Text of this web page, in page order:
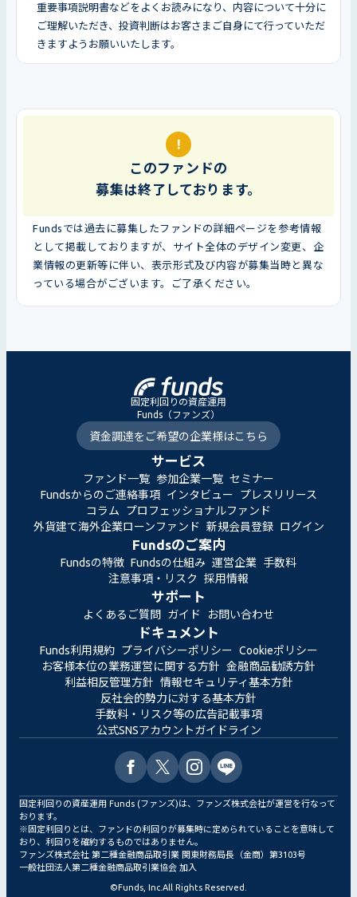
重要事項説明書などをよくお読みになり、内容について十分に
ご理解いただき、投資判断はお客さまご自身にて行っていただ
きますようお願いいたします。
!
このファンドの
募集は終了しております。
Fundsでは過去に募集したファンドの詳細ページを参考情報
として掲載しておりますが、サイト全体のデザイン変更、企
業情報の更新等に伴い、表示形式及び内容が募集当時と異な
っている場合がございます。ご了承ください。
固定利回りの資産運用
Funds（ファンズ）
資金調達をご希望の企業様はこちら
サービス
ファンド一覧 参加企業一覧 セミナー
Fundsからのご連絡事項 インタビュー
プレスリリース
コラム
プロフェッショナルファンド
外貨建て海外企業ローンファンド 新規会員登録 ログイン
Fundsのご案内
Fundsの特徴 Fundsの仕組み 運営企業 手数料
注意事項・リスク
採用情報
サポート
よくあるご質問 ガイド お問い合わせ
ドキュメント
Funds利用規約 プライバシーポリシー Cookieポリシー
お客様本位の業務運営に関する方針 金融商品勧誘方針
利益相反管理方針 情報セキュリティ基本方針
反社会的勢力に対する基本方針
手数料・リスク等の広告記載事項
公式SNSアカウントガイドライン
固定利回りの資産運用 Funds (ファンズ)は、ファンズ株式会社が運営を行なって
おります。
※固定利回りとは、ファンドの利回りが募集時に定められていることを意味して
おり、利回りを確約するものではありません。
ファンズ株式会社 第二種金融商品取引業 関東財務局長（金商）第3103号
一般社団法人第二種金融商品取引業協会 加入
©Funds, Inc. All Rights Reserved.